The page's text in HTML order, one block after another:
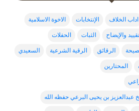
اداب الخلاف الإنتخابات الاخوة الاسلامية
والإيضاح الثبات الحفلات
الرقائق الرقية الشرعية السعيدي
المحتارين
عبدالعزيز بن يحيى البرعي حفظه الله